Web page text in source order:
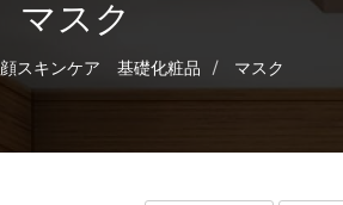
マスク
顔スキンケア 基礎化粧品 マスク